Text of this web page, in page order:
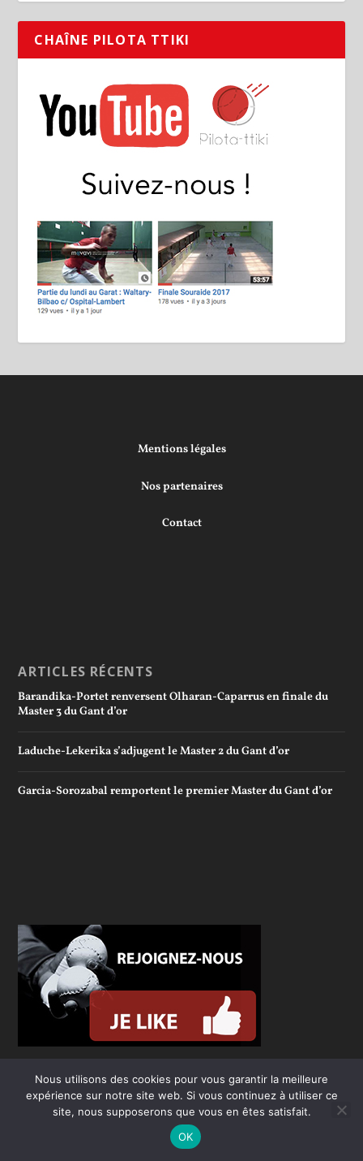
CHAÎNE PILOTA TTIKI
Mentions légales
Nos partenaires
Contact
ARTICLES RÉCENTS
Barandika-Portet renversent Olharan-Caparrus en finale du
Master 3 du Gant d’or
Laduche-Lekerika s’adjugent le Master 2 du Gant d’or
Garcia-Sorozabal remportent le premier Master du Gant d’or
Elegant Themes| Propulsé par
Nous utilisons des cookies pour vous garantir la meilleure
expérience sur notre site web. Si vous continuez à utiliser ce
site, nous supposerons que vous en êtes satisfait.
OK